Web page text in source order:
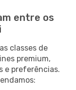
entre os
classes de
premium,
e preferências.